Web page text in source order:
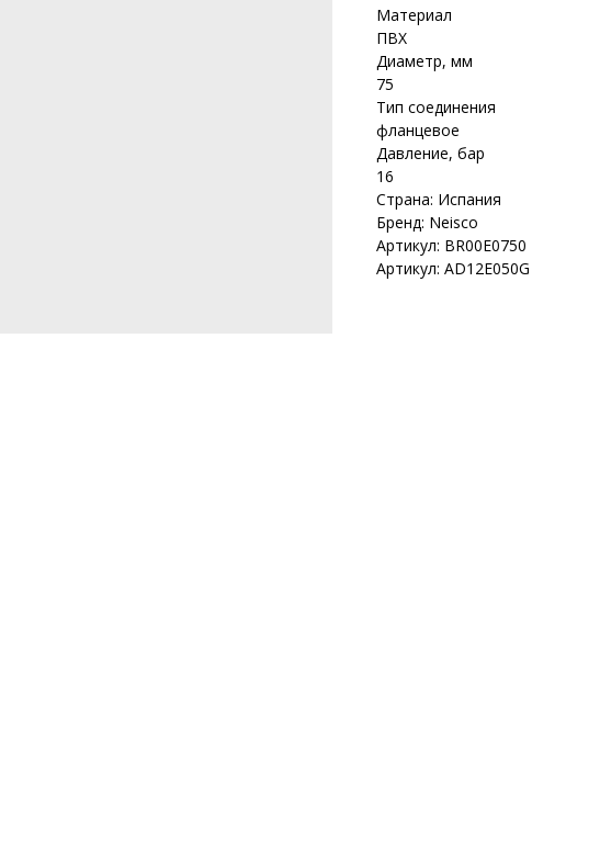
Материал
ПВХ
Диаметр, мм
75
Тип соединения
фланцевое
Давление, бар
16
Страна: Испания
Бренд: Neisco
Артикул: BR00E0750
Артикул: AD12E050G